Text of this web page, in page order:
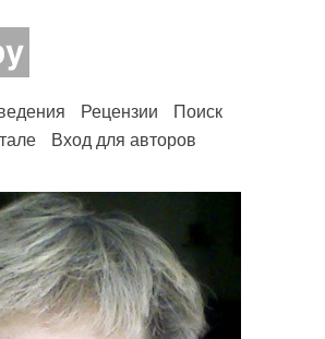
Рецензии
Поиск
Вход для авторов